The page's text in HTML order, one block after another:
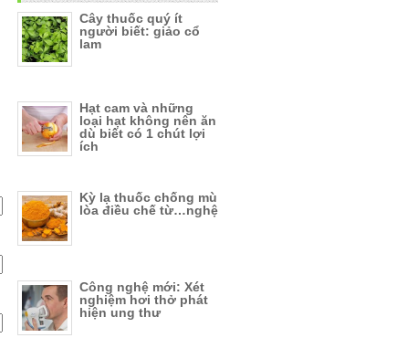
Cây thuốc quý ít
người biết: giảo cổ
lam
Hạt cam và những
loại hạt không nên ăn
dù biết có 1 chút lợi
ích
Kỳ lạ thuốc chống mù
lòa điều chế từ…nghệ
Công nghệ mới: Xét
nghiệm hơi thở phát
hiện ung thư